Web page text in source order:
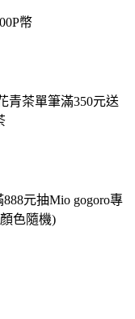
幣
青茶單筆滿350元送
元抽Mio gogoro專
色隨機)